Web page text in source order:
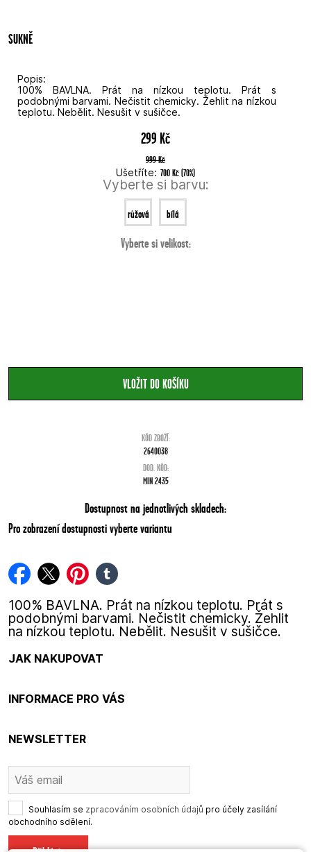
SUKNĚ
Popis:
100% BAVLNA. Prát na nízkou teplotu. Prát s
podobnými barvami. Nečistit chemicky. Žehlit na nízkou
teplotu. Nebělit. Nesušit v sušičce.
299 Kč
999 Kč
Ušetříte: 700 Kč (70%)
Vyberte si barvu:
růžová bílá
Vyberte si velikost:
KÓD ZBOŽÍ:
2640038
DOD. KÓD:
MIN 2435
Dostupnost na jednotlivých skladech:
Pro zobrazení dostupnosti vyberte variantu
facebook
twitterpinterest
tumblr
100% BAVLNA. Prát na nízkou teplotu. Prát s
podobnými barvami. Nečistit chemicky. Žehlit
na nízkou teplotu. Nebělit. Nesušit v sušičce.
JAK NAKUPOVAT
INFORMACE PRO VÁS
NEWSLETTER
Souhlasím se zpracováním osobních údajů pro účely zasílání
obchodního sdělení.